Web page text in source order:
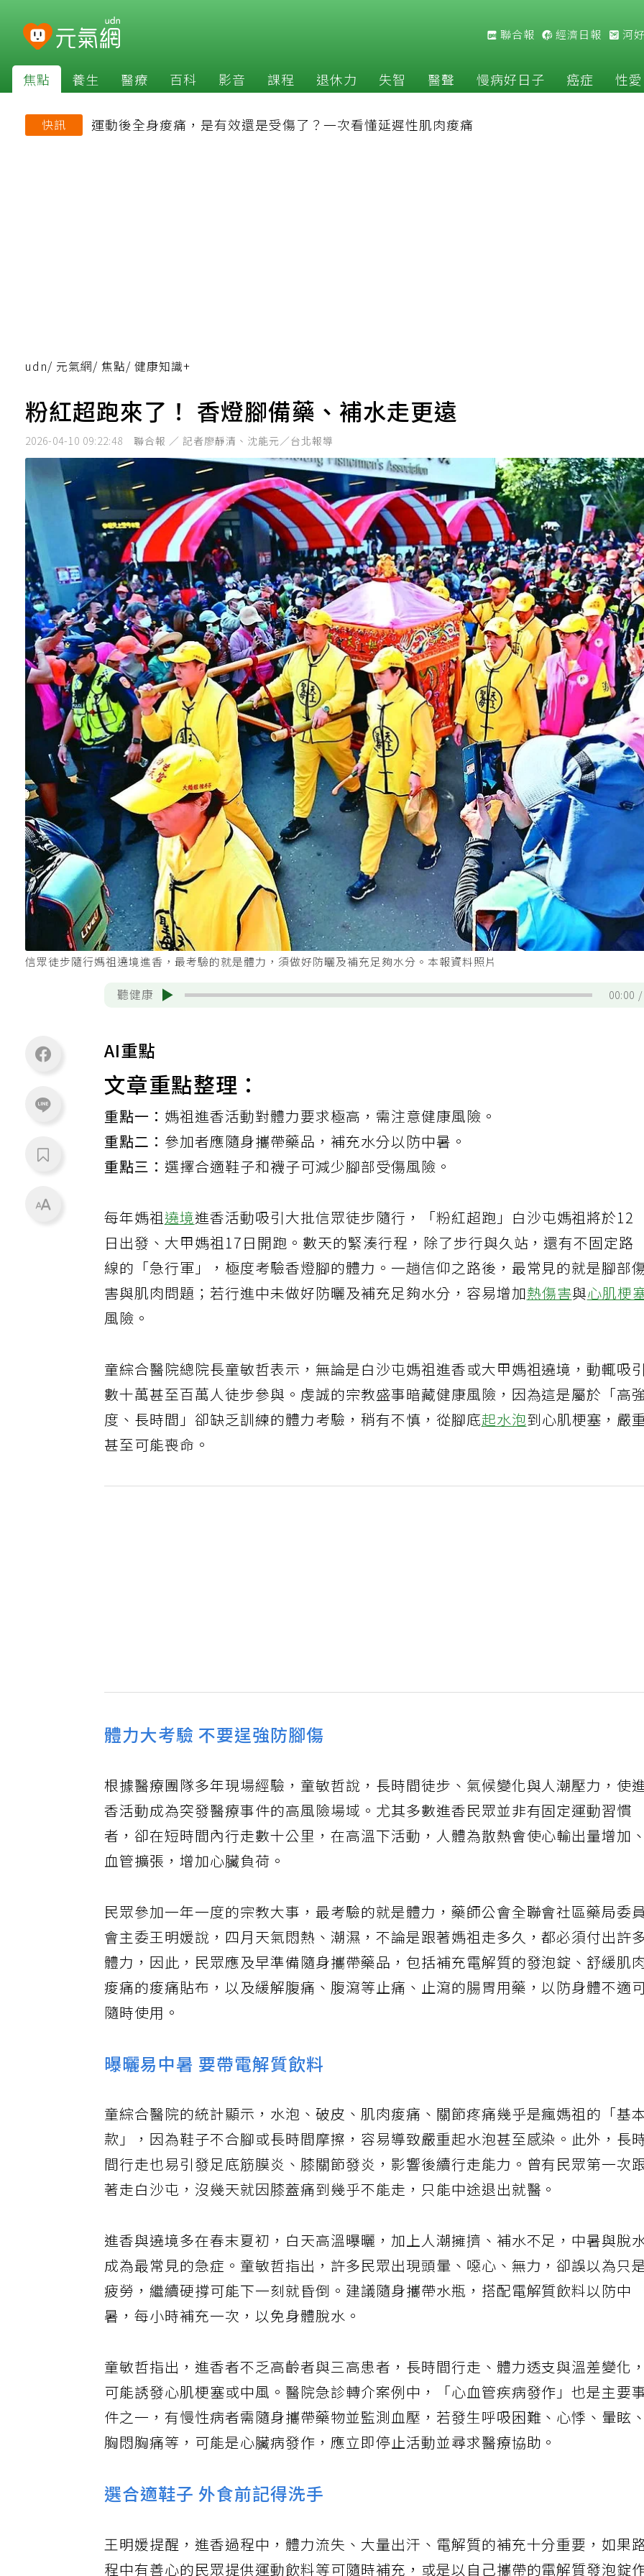
聯合報 經濟日報 河
焦點 養生 醫療 百科 影音 課程 退休力 失智 醫聲 慢病好日子 癌症 性愛
快訊 運動後全身痠痛，是有效還是受傷了？一次看懂延遲性肌肉痠痛
udn/ 元氣網/ 焦點/ 健康知識+
粉紅超跑來了！ 香燈腳備藥、補水走更遠
2026-04-10 09:22:48 聯合報 ／ 記者廖靜清、沈能元／台北報導
信眾徒步隨行媽祖遶境進香，最考驗的就是體力，須做好防曬及補充足夠水分。本報資料照片
聽健康 00:00
AI重點
文章重點整理：
重點一： 媽祖進香活動對體力要求極高，需注意健康風險。
重點二： 參加者應隨身攜帶藥品，補充水分以防中暑。
重點三： 選擇合適鞋子和襪子可減少腳部受傷風險。
每年媽祖遶境進香活動吸引大批信眾徒步隨行，「粉紅超跑」白沙屯媽祖將於12
日出發、大甲媽祖17日開跑。數天的緊湊行程，除了步行與久站，還有不固定路
線的「急行軍」，極度考驗香燈腳的體力。一趟信仰之路後，最常見的就是腳部
害與肌肉問題；若行進中未做好防曬及補充足夠水分，容易增加熱傷害與心肌梗
風險。
童綜合醫院總院長童敏哲表示，無論是白沙屯媽祖進香或大甲媽祖遶境，動輒吸引
數十萬甚至百萬人徒步參與。虔誠的宗教盛事暗藏健康風險，因為這是屬於「高
度、長時間」卻缺乏訓練的體力考驗，稍有不慎，從腳底起水泡到心肌梗塞，嚴
甚至可能喪命。
體力大考驗 不要逞強防腳傷
根據醫療團隊多年現場經驗，童敏哲說，長時間徒步、氣候變化與人潮壓力，使
香活動成為突發醫療事件的高風險場域。尤其多數進香民眾並非有固定運動習慣
者，卻在短時間內行走數十公里，在高溫下活動，人體為散熱會使心輸出量增加、
血管擴張，增加心臟負荷。
民眾參加一年一度的宗教大事，最考驗的就是體力，藥師公會全聯會社區藥局委
會主委王明媛說，四月天氣悶熱、潮濕，不論是跟著媽祖走多久，都必須付出許多
體力，因此，民眾應及早準備隨身攜帶藥品，包括補充電解質的發泡錠、舒緩肌
痠痛的痠痛貼布，以及緩解腹痛、腹瀉等止痛、止瀉的腸胃用藥，以防身體不適可
隨時使用。
曝曬易中暑 要帶電解質飲料
童綜合醫院的統計顯示，水泡、破皮、肌肉痠痛、關節疼痛幾乎是瘋媽祖的「基
款」，因為鞋子不合腳或長時間摩擦，容易導致嚴重起水泡甚至感染。此外，長時
間行走也易引發足底筋膜炎、膝關節發炎，影響後續行走能力。曾有民眾第一次
著走白沙屯，沒幾天就因膝蓋痛到幾乎不能走，只能中途退出就醫。
進香與遶境多在春末夏初，白天高溫曝曬，加上人潮擁擠、補水不足，中暑與脫
成為最常見的急症。童敏哲指出，許多民眾出現頭暈、噁心、無力，卻誤以為只
疲勞，繼續硬撐可能下一刻就昏倒。建議隨身攜帶水瓶，搭配電解質飲料以防中
暑，每小時補充一次，以免身體脫水。
童敏哲指出，進香者不乏高齡者與三高患者，長時間行走、體力透支與溫差變化，
可能誘發心肌梗塞或中風。醫院急診轉介案例中，「心血管疾病發作」也是主要事
件之一，有慢性病者需隨身攜帶藥物並監測血壓，若發生呼吸困難、心悸、暈眩、
胸悶胸痛等，可能是心臟病發作，應立即停止活動並尋求醫療協助。
選合適鞋子 外食前記得洗手
王明媛提醒，進香過程中，體力流失、大量出汗、電解質的補充十分重要，如果路